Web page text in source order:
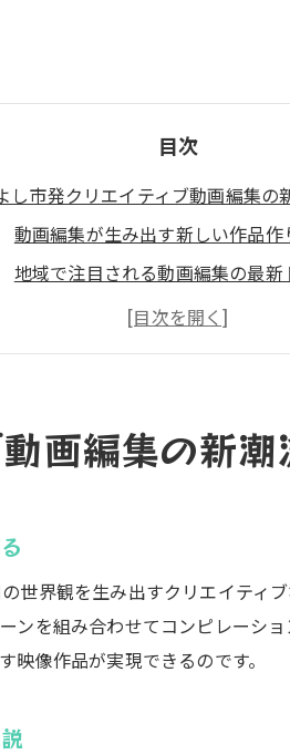
目次
し市発クリエイティブ動画編集の
動画編集が生み出す新しい作品作
地域で注目される動画編集の最
クリエイター必見の動画編集ポイ
動画編集を通じて広がるクリエイ
動画編集が地域文化に与える影響
編集が広げるコンピレーション作
コンピレーション動画制作を成功
動画編集によるストーリー演出の
視聴者を惹きつけるコンピレー
初心者にもできる動画編集での作
編集を始めるなら知っておきたい
画編集の新潮
世界観を生み出すクリエイティ
ンを組み合わせてコンピレーシ
像作品が実現できるのです。